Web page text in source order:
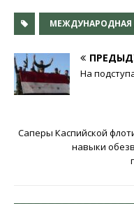
МЕЖДУНАРОДНАЯ
На
Саперы Каспийской
навыки